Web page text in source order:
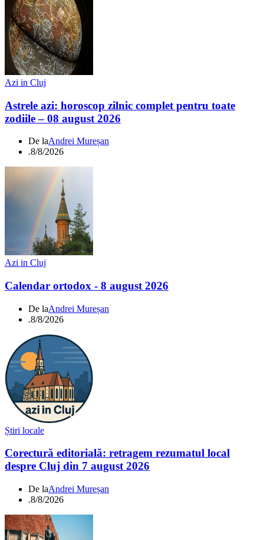
Azi in Cluj
Astrele azi: horoscop zilnic complet pentru toate
zodiile – 08 august 2026
De laAndrei Mureșan
.8/8/2026
Azi in Cluj
Calendar ortodox - 8 august 2026
De laAndrei Mureșan
.8/8/2026
Știri locale
Corectură editorială: retragem rezumatul local
despre Cluj din 7 august 2026
De laAndrei Mureșan
.8/8/2026